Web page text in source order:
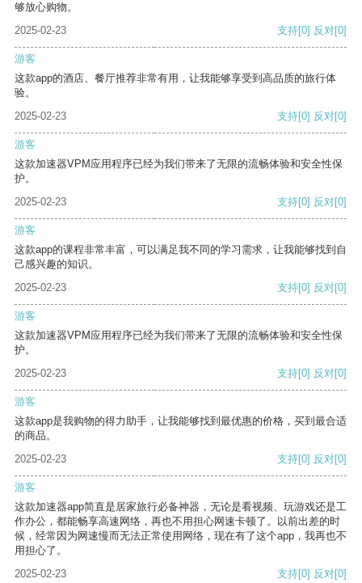
够放心购物。
2025-02-23
支持[0] 反对[0]
游客
这款app的酒店、餐厅推荐非常有用，让我能够享受到高品质的旅行体
验。
2025-02-23
支持[0] 反对[0]
游客
这款加速器VPM应用程序已经为我们带来了无限的流畅体验和安全性保
护。
2025-02-23
支持[0] 反对[0]
游客
这款app的课程非常丰富，可以满足我不同的学习需求，让我能够找到自
己感兴趣的知识。
2025-02-23
支持[0] 反对[0]
游客
这款加速器VPM应用程序已经为我们带来了无限的流畅体验和安全性保
护。
2025-02-23
支持[0] 反对[0]
游客
这款app是我购物的得力助手，让我能够找到最优惠的价格，买到最合适
的商品。
2025-02-23
支持[0] 反对[0]
游客
这款加速器app简直是居家旅行必备神器，无论是看视频、玩游戏还是工
作办公，都能畅享高速网络，再也不用担心网速卡顿了。以前出差的时
候，经常因为网速慢而无法正常使用网络，现在有了这个app，我再也不
用担心了。
2025-02-23
支持[0] 反对[0]